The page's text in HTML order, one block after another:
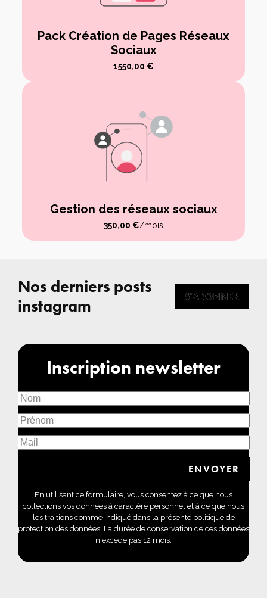
Pack Création de Pages Réseaux
Sociaux
1550,00 €
Gestion des réseaux sociaux
350,00 €/mois
Nos derniers posts
instagram
S'ABONNER
S'ABONNER
Inscription newsletter
En utilisant ce formulaire, vous consentez à ce que nous
collections vos données à caractère personnel et à ce que nous
les traitions comme indiqué dans la présente politique de
protection des données. La durée de conservation de ces données
n'excède pas 12 mois.